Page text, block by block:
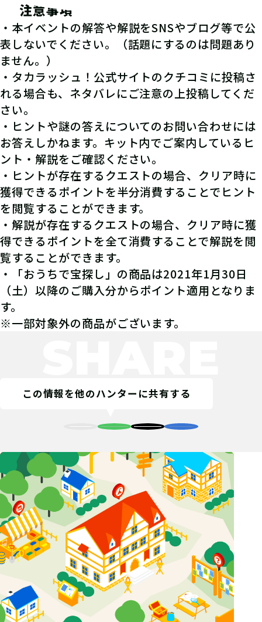
注意事項
・本イベントの解答や解説をSNSやブログ等で公
表しないでください。（話題にするのは問題あり
ません。）
・タカラッシュ！公式サイトのクチコミに投稿さ
れる場合も、ネタバレにご注意の上投稿してくだ
さい。
・ヒントや謎の答えについてのお問い合わせには
お答えしかねます。キット内でご案内しているヒ
ント・解説をご確認ください。
・ヒントが存在するクエストの場合、クリア時に
獲得できるポイントを半分消費することでヒント
を閲覧することができます。
・解説が存在するクエストの場合、クリア時に獲
得できるポイントを全て消費することで解説を閲
覧することができます。
・「おうちで宝探し」の商品は2021年1月30日
（土）以降のご購入分からポイント適用となりま
す。
※一部対象外の商品がございます。
この情報を他のハンターに共有する